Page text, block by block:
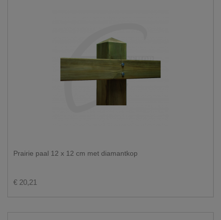
Prairie paal 12 x 12 cm met diamantkop
€ 20,21